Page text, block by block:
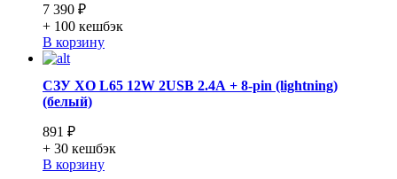
7 390 ₽
+ 100 кешбэк
В корзину
СЗУ XO L65 12W 2USB 2.4А + 8-pin (lightning)
(белый)
891 ₽
+ 30 кешбэк
В корзину